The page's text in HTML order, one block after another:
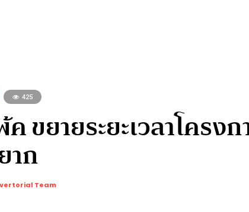
425
ขยายระยะเวลาโคร
าก
Team